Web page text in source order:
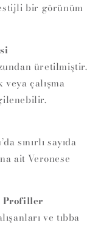
bir görünüm
üretilmiştir.
veya çalışma
sınırlı sayıda
ait Veronese
Profiller
ve tıbba